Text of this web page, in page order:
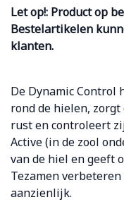
Let op!: Product op
Bestelartikelen
klanten.
De Dynamic Control
rond de hielen,
rust en controleert
Active (in de zool
van de hiel en geeft
Tezamen
aanzienlijk.